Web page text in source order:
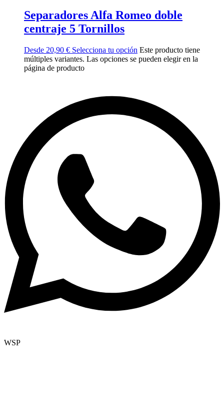
Separadores Alfa Romeo doble
centraje 5 Tornillos
Desde 20,90 € Selecciona tu opción Este producto tiene
múltiples variantes. Las opciones se pueden elegir en la
página de producto
WSP